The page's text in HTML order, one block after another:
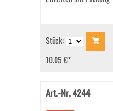
Stück:
10.05 €*
Art.-Nr. 4244